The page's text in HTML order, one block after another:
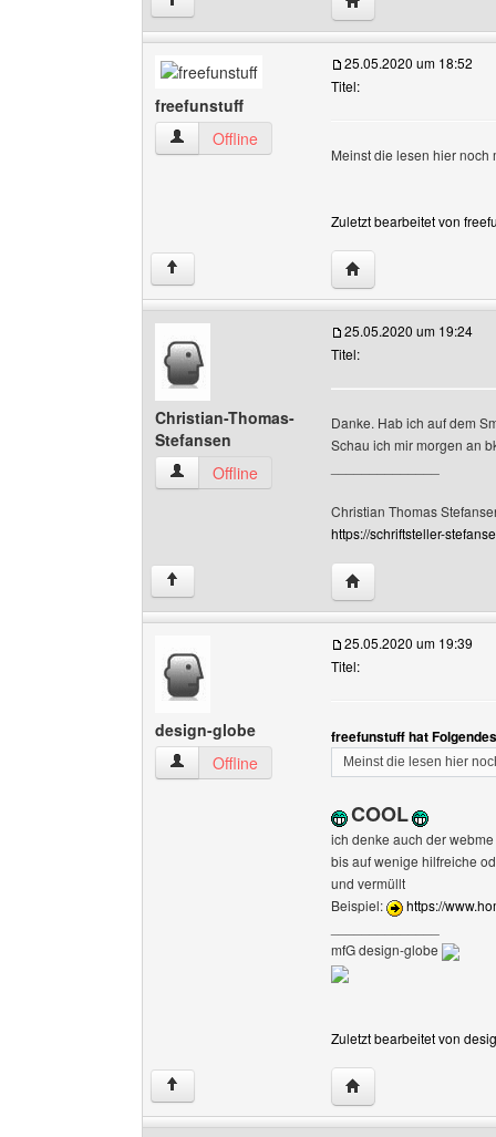
freefunstuff
freefunstuff Benutzer-Profile anzeigen
Offline
25.05.2020 um 18:52
Titel:
Meinst die lesen hier
Zuletzt bearbeitet von
↑ Website dieses
Christian-Thomas-
Stefansen
Christian-Thomas-Stefansen Benutzer-Profile
Offline
25.05.2020 um 19:24
Titel:
Danke. Hab ich auf dem
Schau ich mir morgen an
Christian Thomas
https://schriftsteller-
↑ Website dieses
design-globe
design-globe Benutzer-Profile anzeigen
Offline
25.05.2020 um 19:39
Titel:
freefunstuff hat
Meinst die lesen hier
COOL
ich denke auch der
bis auf wenige hilfreiche
und vermüllt
Beispiel:
https://
mfG design-globe
Zuletzt bearbeitet von
↑ Website dieses